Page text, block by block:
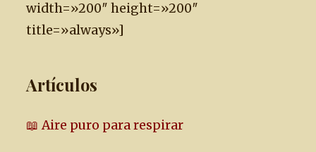
width=»200″ height=»200″
title=»always»]
Artículos
📖 Aire puro para respirar